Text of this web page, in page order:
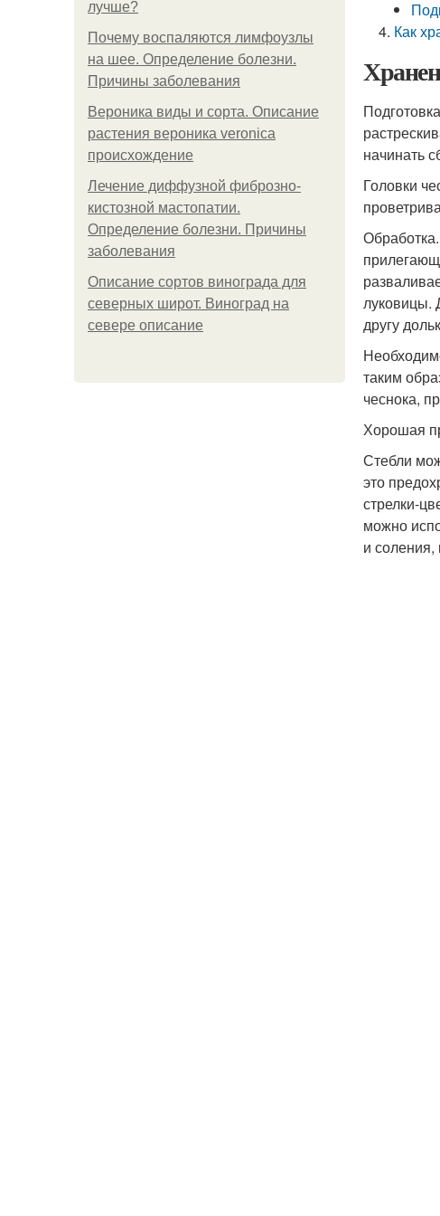
лучше?
Почему воспаляются лимфоузлы
на шее. Определение болезни.
Причины заболевания
Вероника виды и сорта. Описание
растения вероника veronica
происхождение
Лечение диффузной фиброзно-
кистозной мастопатии.
Определение болезни. Причины
заболевания
Описание сортов винограда для
северных широт. Виноград на
севере описание
Как
начинать
Головки
луковицы.
другу
таким
чеснока,
Хорошая
Стебли
это
стрелки-
можно
и